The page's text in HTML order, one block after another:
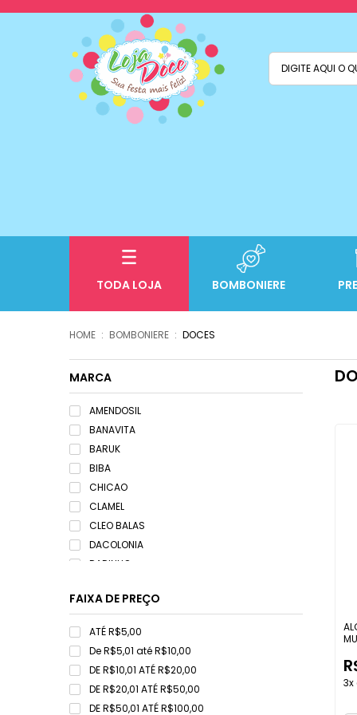
TODA LOJA BOMBONIERE
BOMBONIERE DOCES
MARCA
AMENDOSIL
BANAVITA
BARUK
BIBA
CHICAO
CLAMEL
CLEO BALAS
DACOLONIA
DADINHO
DOCE MINEIRO
DOCES BALSAMO
DOCES CARACU
DOCES GONCALVES
DOCES RIO
FAIXA DE PREÇO
ATÉ R$5,00
De R$5,01 até R$10,00
DE R$10,01 ATÉ R$20,00
DE R$20,01 ATÉ R$50,00
DE R$50,01 ATÉ R$100,00
3x